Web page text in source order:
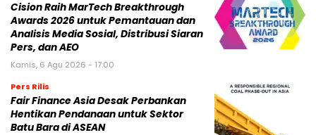
Cision Raih MarTech Breakthrough
Awards 2026 untuk Pemantauan dan
Analisis Media Sosial, Distribusi Siaran
Pers, dan AEO
Kamis, 6 Agu 2026 - 17:00
Pers Rilis
Fair Finance Asia Desak Perbankan
Hentikan Pendanaan untuk Sektor
Batu Bara di ASEAN